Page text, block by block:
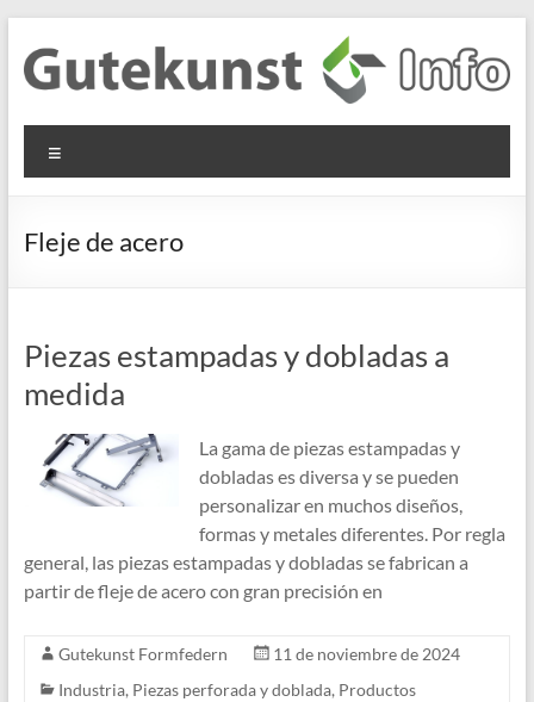
contenido
Gutekunst
Formfedern
GmbH
Informationen
Flachmaterial
Fleje de acero
Piezas estampadas y dobladas a
medida
La gama de piezas estampadas y
dobladas es diversa y se pueden
personalizar en muchos diseños,
formas y metales diferentes. Por regla
general, las piezas estampadas y dobladas se fabrican a
partir de fleje de acero con gran precisión en
Gutekunst Formfedern
11 de noviembre de 2024
Industria, Piezas perforada y doblada, Productos